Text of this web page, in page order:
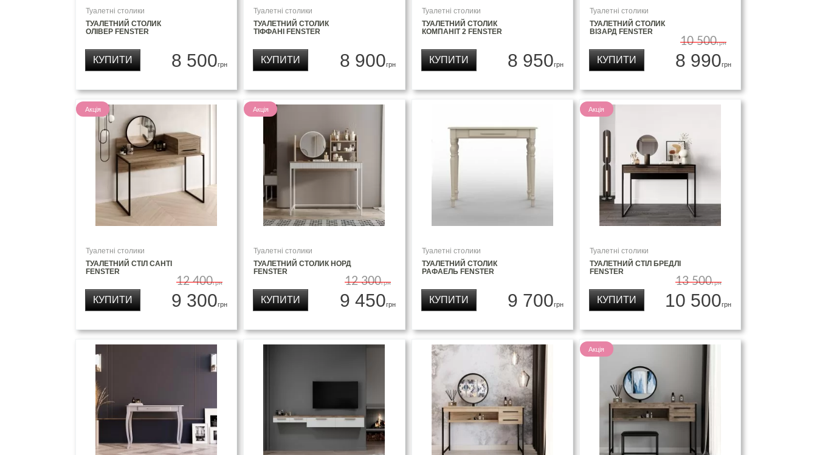
Туалетні столики
ТУАЛЕТНИЙ СТОЛИК
ОЛІВЕР FENSTER
8 500грн
КУПИТИ
Туалетні столики
ТУАЛЕТНИЙ СТОЛИК
ТІФФАНІ FENSTER
8 900грн
КУПИТИ
Туалетні столики
ТУАЛЕТНИЙ СТОЛИК
КОМПАНІТ 2 FENSTER
8 950грн
КУПИТИ
Туалетні столики
ТУАЛЕТНИЙ СТОЛИК
ВІЗАРД FENSTER
10 500грн
8 990грн
КУПИТИ
Акція
Туалетні столики
ТУАЛЕТНИЙ СТІЛ САНТІ
FENSTER
12 400грн
9 300грн
КУПИТИ
Акція
Туалетні столики
ТУАЛЕТНИЙ СТОЛИК НОРД
FENSTER
12 300грн
9 450грн
КУПИТИ
Туалетні столики
ТУАЛЕТНИЙ СТОЛИК
РАФАЕЛЬ FENSTER
9 700грн
КУПИТИ
Акція
Туалетні столики
ТУАЛЕТНИЙ СТІЛ БРЕДЛІ
FENSTER
13 500грн
10 500грн
КУПИТИ
Акція